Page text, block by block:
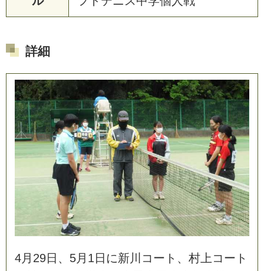
詳細
4月 29日 、 5月 1 日 に新川 コ ー ト 、 村 上 コ ー ト